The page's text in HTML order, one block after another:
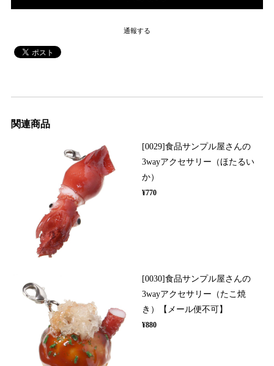
通報する
関連商品
[0029]食品サンプル屋さんの
3wayアクセサリー（ほたるい
か）
¥770
[0030]食品サンプル屋さんの
3wayアクセサリー（たこ焼
き）【メール便不可】
¥880